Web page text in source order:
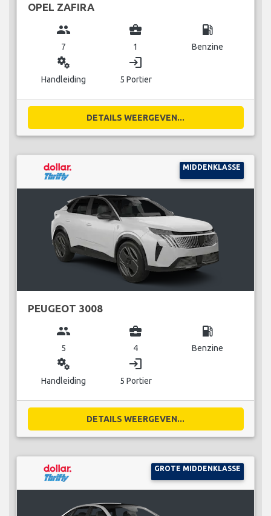
OPEL ZAFIRA
group
7
business_center
1
local_gas_station
Benzine
miscellaneous_services
Handleiding
login
5 Portier
DETAILS WEERGEVEN...
MIDDENKLASSE
PEUGEOT 3008
group
5
business_center
4
local_gas_station
Benzine
miscellaneous_services
Handleiding
login
5 Portier
DETAILS WEERGEVEN...
GROTE MIDDENKLASSE